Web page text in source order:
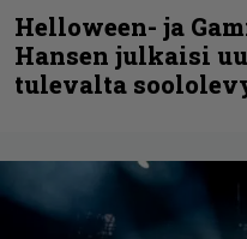
Helloween- ja
Hansen julkaisi
tulevalta